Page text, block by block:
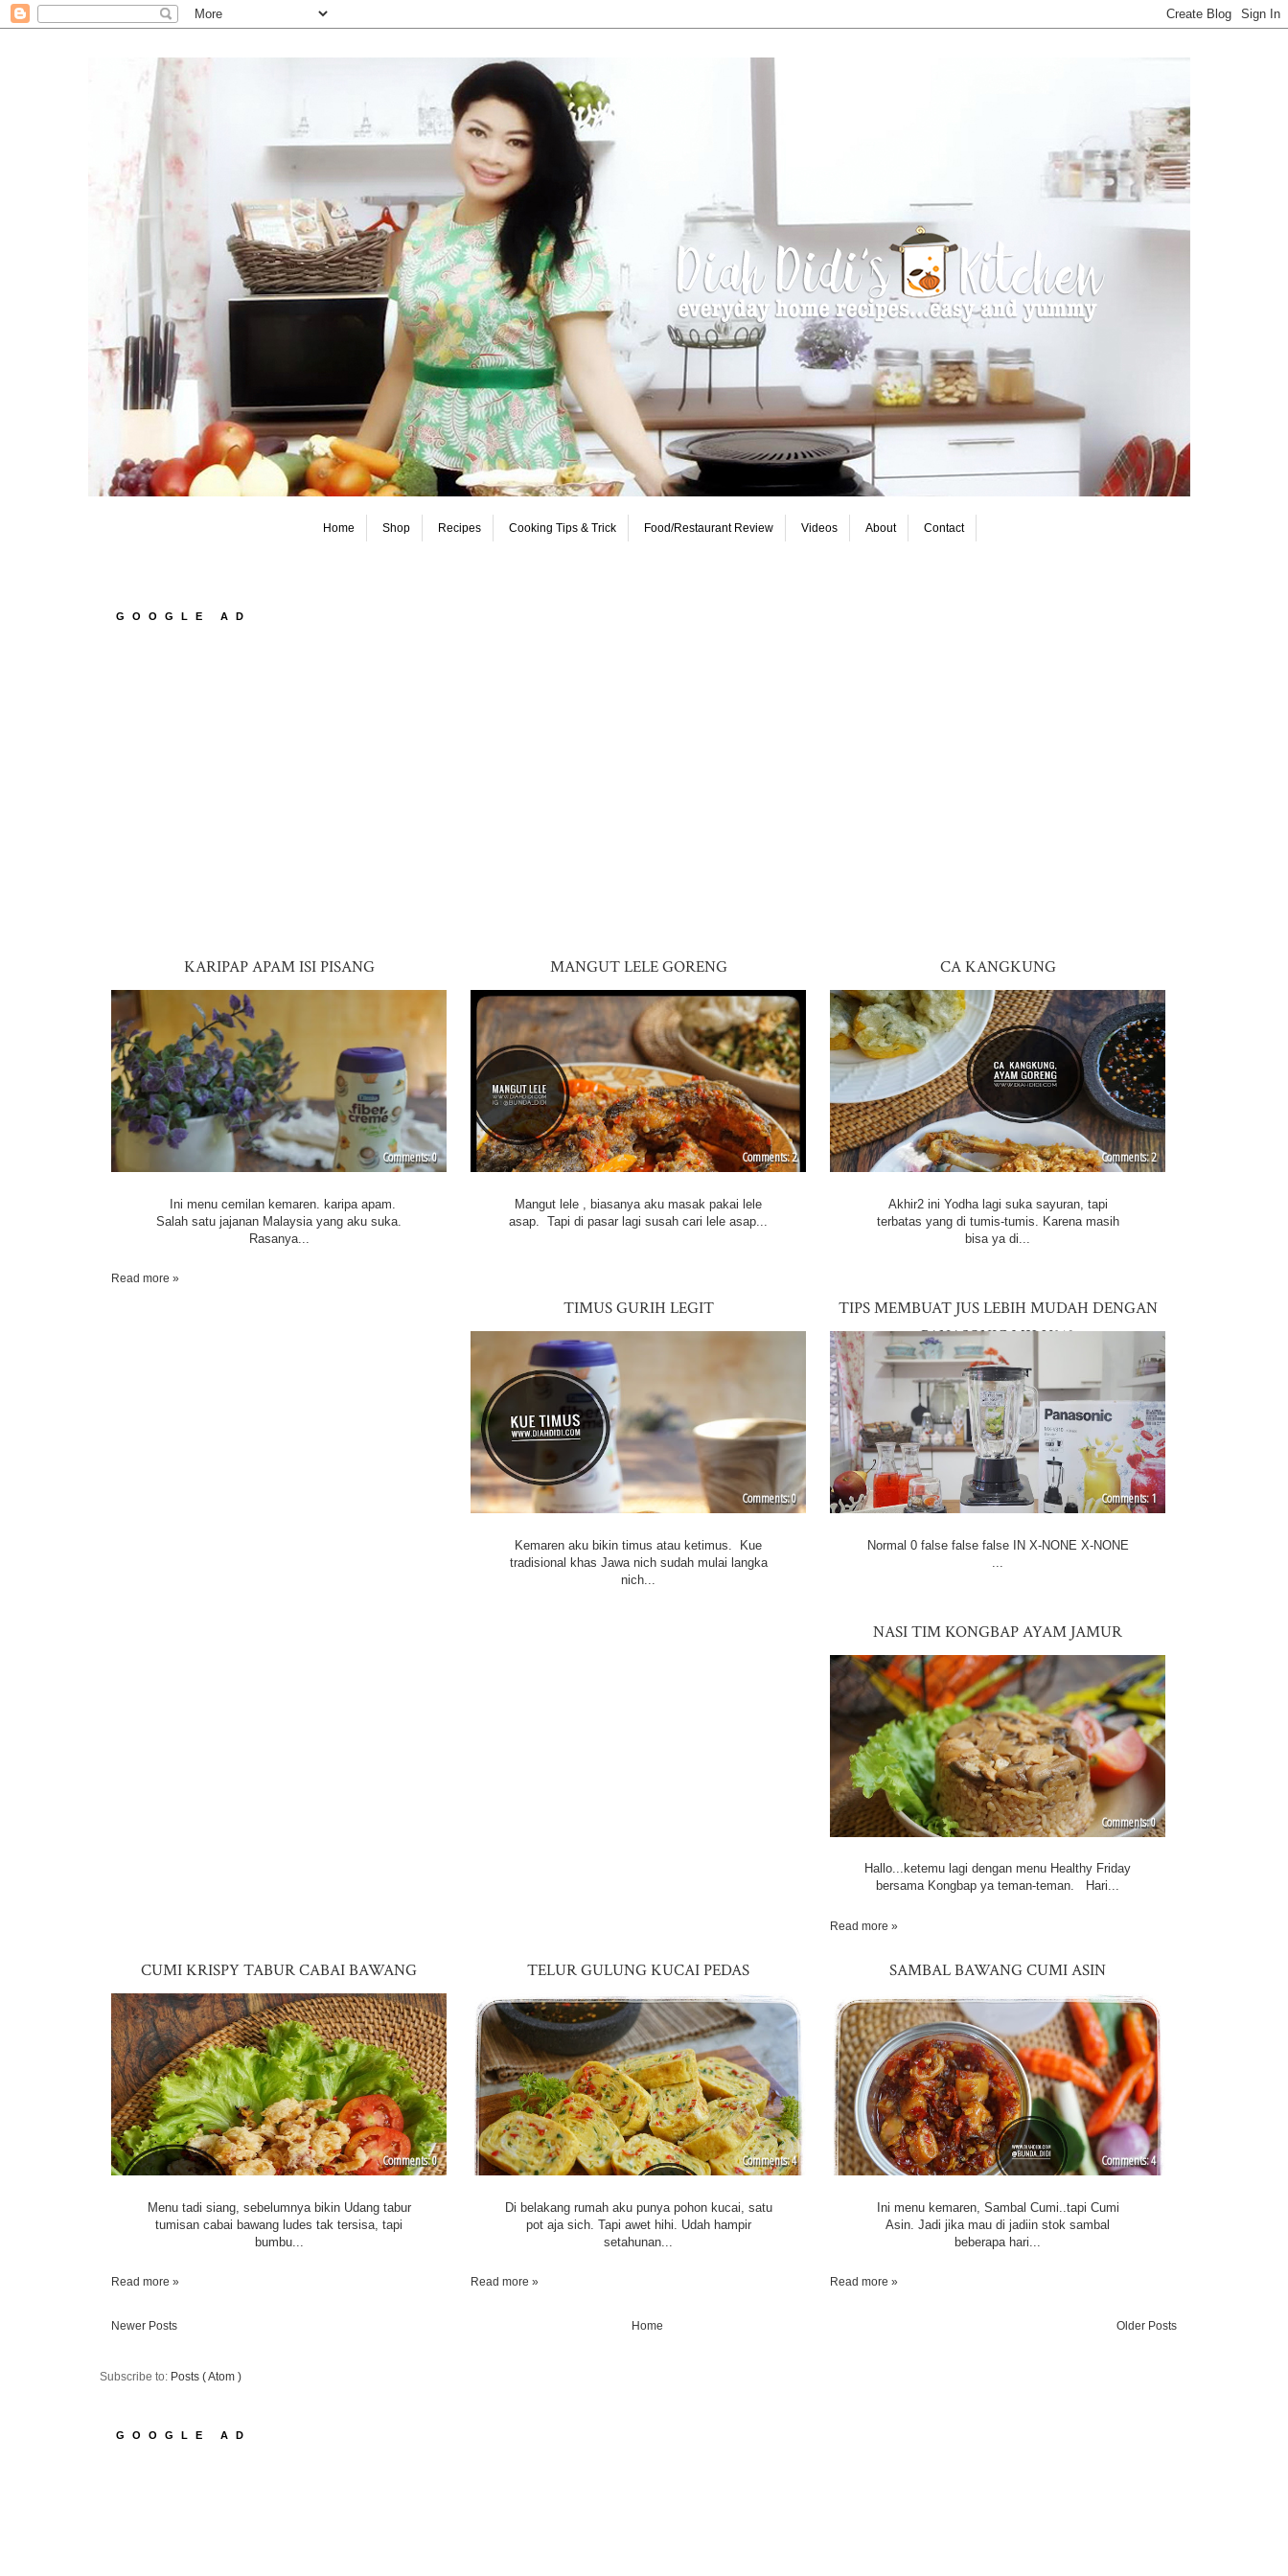
Home Shop Recipes Cooking Tips & Trick Food/Restaurant Review Videos About Contact
GOOGLE AD
KARIPAP APAM ISI PISANG
Ini menu cemilan kemaren. karipa apam.
Salah satu jajanan Malaysia yang aku suka.
Rasanya...
0
Read more »
MANGUT LELE GORENG
Mangut lele , biasanya aku masak pakai lele
asap. Tapi di pasar lagi susah cari lele asap...
2
CA KANGKUNG
Akhir2 ini Yodha lagi suka sayuran, tapi
terbatas yang di tumis-tumis. Karena masih
bisa ya di...
2
TIMUS GURIH LEGIT
Kemaren aku bikin timus atau ketimus. Kue
tradisional khas Jawa nich sudah mulai langka
nich...
0
TIPS MEMBUAT JUS LEBIH MUDAH DENGAN
PANASONIC MX-V310
Normal 0 false false false IN X-NONE X-NONE
1
NASI TIM KONGBAP AYAM JAMUR
Hallo...ketemu lagi dengan menu Healthy Friday
bersama Kongbap ya teman-teman. Hari...
0
Read more »
CUMI KRISPY TABUR CABAI BAWANG
Menu tadi siang, sebelumnya bikin Udang tabur
tumisan cabai bawang ludes tak tersisa, tapi
bumbu...
0
Read more »
TELUR GULUNG KUCAI PEDAS
Di belakang rumah aku punya pohon kucai, satu
pot aja sich. Tapi awet hihi. Udah hampir
setahunan...
4
Read more »
SAMBAL BAWANG CUMI ASIN
Ini menu kemaren, Sambal Cumi..tapi Cumi
Asin. Jadi jika mau di jadiin stok sambal
beberapa hari...
4
Read more »
Newer Posts Older Posts
Home
Subscribe to: Posts ( Atom )
GOOGLE AD